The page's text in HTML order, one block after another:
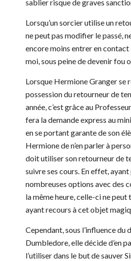
sablier risque de graves
Lorsqu’un sorcier utilise un
ne peut pas modifier le passé,
encore moins entrer en
moi, sous peine de devenir fou
Lorsque Hermione Granger se
possession du retourneur de
année, c’est grâce au
fera la demande express au
en se portant garante de son
Hermione de n’en parler à
doit utiliser son retourneur de
suivre ses cours. En effet,
nombreuses options avec des
la même heure, celle-ci ne peut
ayant recours à cet objet
Cependant, sous l’influence du
Dumbledore, elle décide d’en
l’utiliser dans le but de sauver